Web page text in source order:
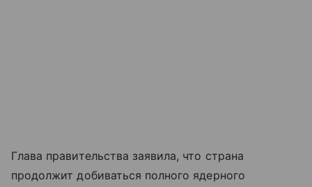
Глава правительства заявила, что страна
продолжит добиваться полного ядерного